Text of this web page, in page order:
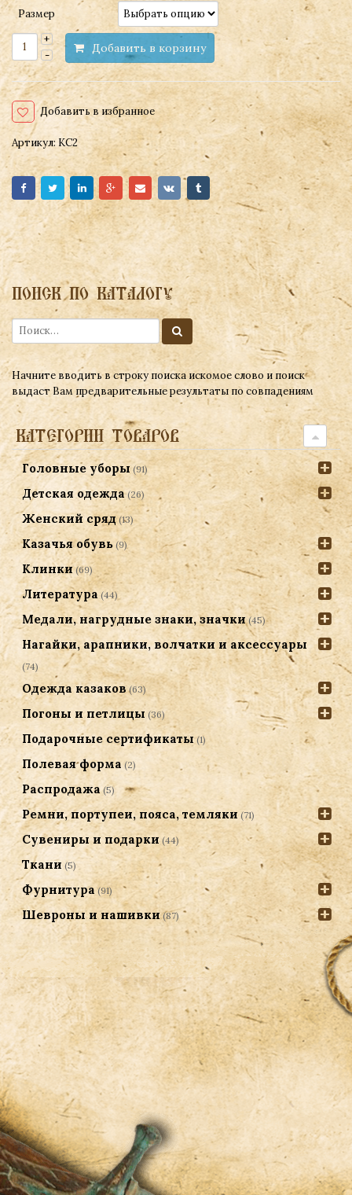
Размер
Добавить в корзину
Добавить в избранное
Артикул: КС2
ПОИСК ПО КАТАЛОГУ
Начните вводить в строку поиска искомое слово и поиск
выдаст Вам предварительные результаты по совпадениям
КАТЕГОРИИ ТОВАРОВ
Головные уборы (91)
Детская одежда (26)
Женский сряд (13)
Казачья обувь (9)
Клинки (69)
Литература (44)
Медали, нагрудные знаки, значки (45)
Нагайки, арапники, волчатки и аксессуары
(74)
Одежда казаков (63)
Погоны и петлицы (36)
Подарочные сертификаты (1)
Полевая форма (2)
Распродажа (5)
Ремни, портупеи, пояса, темляки (71)
Сувениры и подарки (44)
Ткани (5)
Фурнитура (91)
Шевроны и нашивки (87)